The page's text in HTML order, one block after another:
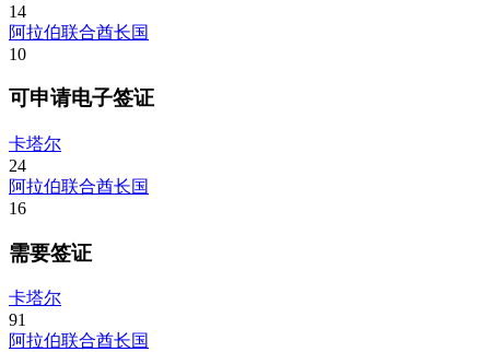
14
阿拉伯联合酋长国
10
可申请电子签证
卡塔尔
24
阿拉伯联合酋长国
16
需要签证
卡塔尔
91
阿拉伯联合酋长国